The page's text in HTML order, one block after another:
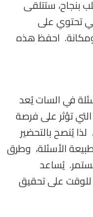
بنجاح، ستتلقى
تحتوي على
احفظ هذه
في السات يُعد
التي تؤثر على فرصة
يُنصح بالتحضير
الأسئلة، وطرق
يُساعد
للوقت على تحقيق